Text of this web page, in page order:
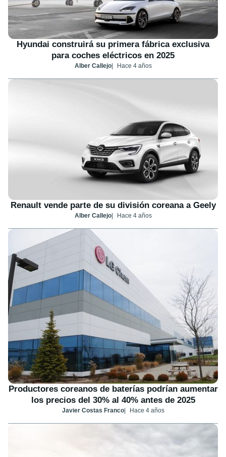
Hyundai construirá su primera fábrica exclusiva
para coches eléctricos en 2025
Alber Callejo Hace 4 años
Renault vende parte de su división coreana a Geely
Alber Callejo Hace 4 años
Productores coreanos de baterías podrían aumentar
los precios del 30% al 40% antes de 2025
Javier Costas Franco Hace 4 años